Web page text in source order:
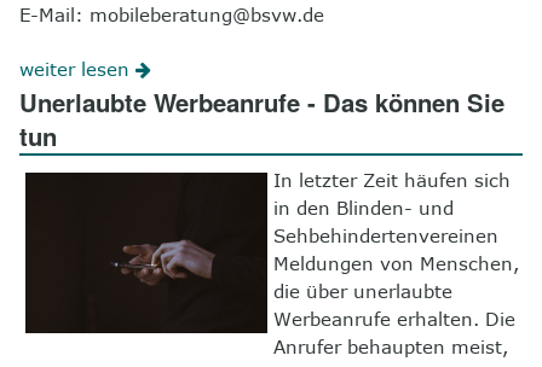
E-Mail: mobileberatung@bsvw.de
weiter lesen
Unerlaubte Werbeanrufe - Das können Sie
tun
In letzter Zeit häufen sich
in den Blinden- und
Sehbehindertenvereinen
Meldungen von Menschen,
die über unerlaubte
Werbeanrufe erhalten. Die
Anrufer behaupten meist,